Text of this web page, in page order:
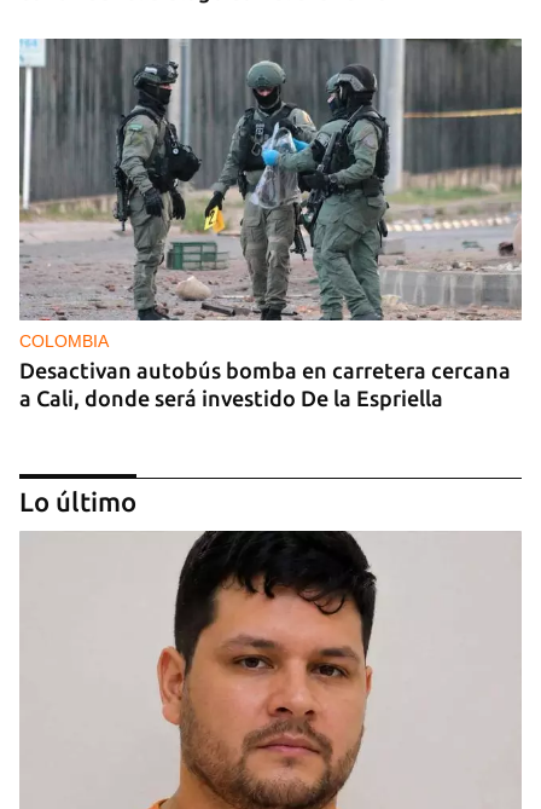
COLOMBIA
Desactivan autobús bomba en carretera cercana
a Cali, donde será investido De la Espriella
La hija de un diplomático castrista expulsado de
Lo último